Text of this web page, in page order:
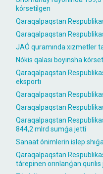
kórsetilgen
Qaraqalpaqstan
Qaraqalpaqstan
JAÓ quramında xızmetler
Nókis qalası boyınsha
Qaraqalpaqstan
eksportı
Qaraqalpaqstan
Qaraqalpaqstan
Qaraqalpaqstan
844,2 mlrd sumǵa jetti
Sanaat ónimlerin islep
Qaraqalpaqstan
tárepinen orınlanǵan qurılıs